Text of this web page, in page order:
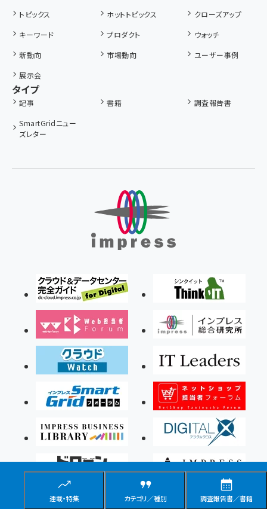
連載・特集 カテゴリ／種別 調査報告書／書籍
トピックス
ホットトピックス
クローズアップ
キーワード
プロダクト
ウォッチ
新動向
市場動向
ユーザー事例
展示会
タイプ
記事 書籍
調査報告書
SmartGridニュー
ズレター